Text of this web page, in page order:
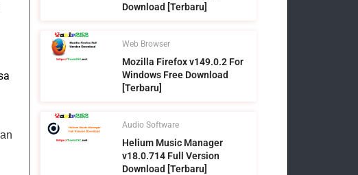
Download [Terbaru]
Web Browser
Mozilla Firefox v149.0.2 For
Windows Free Download
[Terbaru]
Audio Software
Helium Music Manager
v18.0.714 Full Version
Download [Terbaru]